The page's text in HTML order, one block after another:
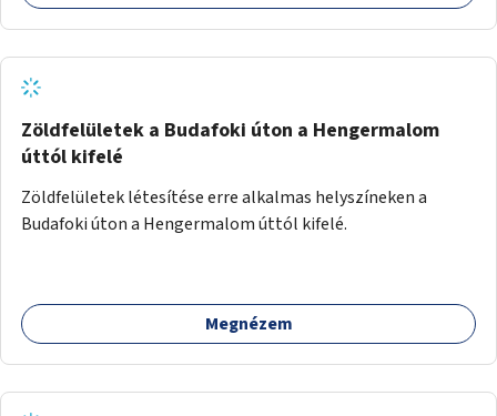
Zöldfelületek a Budafoki úton a Hengermalom
úttól kifelé
Zöldfelületek létesítése erre alkalmas helyszíneken a
Budafoki úton a Hengermalom úttól kifelé.
Megnézem